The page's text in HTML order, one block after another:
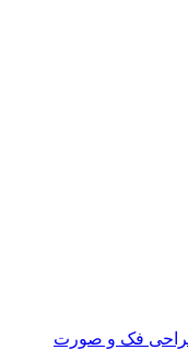
فک و صورت